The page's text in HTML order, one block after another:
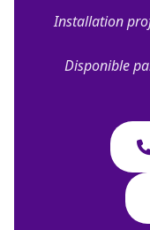
Installation
Disponible